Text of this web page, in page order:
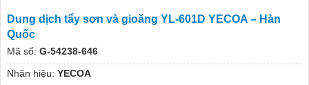
Dung dịch tẩy sơn và gioăng YL-601D YECOA – Hàn
Quốc
Mã số: G-54238-646
Nhãn hiệu: YECOA